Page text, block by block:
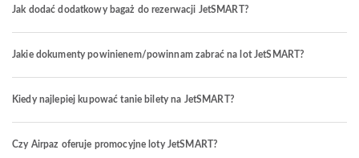
Jak dodać dodatkowy bagaż do rezerwacji JetSMART?
Jakie dokumenty powinienem/powinnam zabrać na lot JetSMART?
Kiedy najlepiej kupować tanie bilety na JetSMART?
Czy Airpaz oferuje promocyjne loty JetSMART?